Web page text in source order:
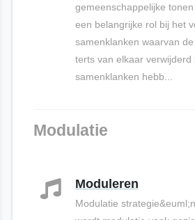
gemeenschappelijke
een belangrijke rol bij het
samenklanken waarvan
terts van elkaar verwijderd
samenklanken hebb...
Modulatie
Moduleren
Modulatie